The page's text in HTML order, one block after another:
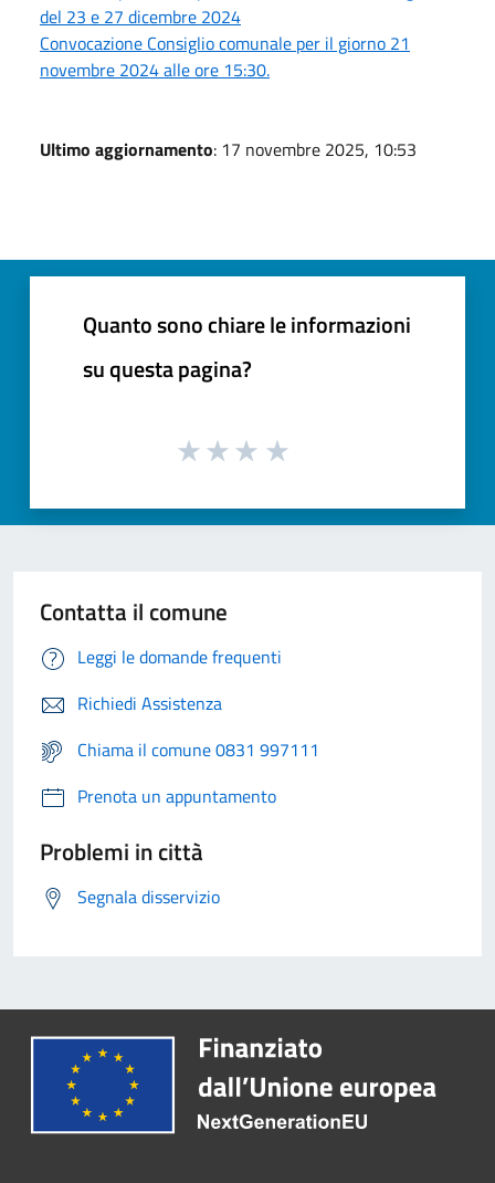
del 23 e 27 dicembre 2024
Convocazione Consiglio comunale per il giorno 21
novembre 2024 alle ore 15:30.
Ultimo aggiornamento: 17 novembre 2025, 10:53
Quanto sono chiare le informazioni
su questa pagina?
Contatta il comune
Leggi le domande frequenti
Richiedi Assistenza
Chiama il comune 0831 997111
Prenota un appuntamento
Problemi in città
Segnala disservizio